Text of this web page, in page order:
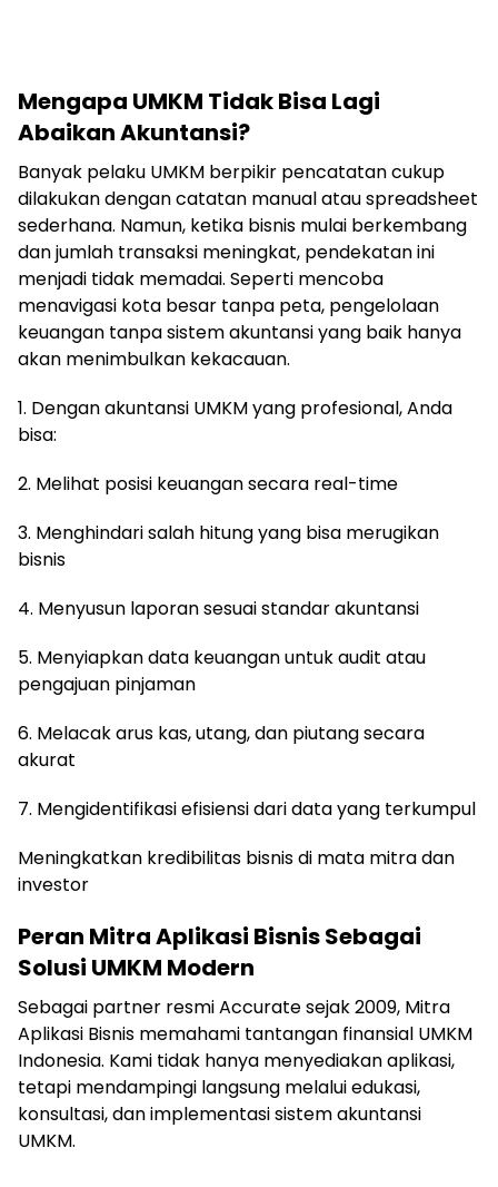
Mengapa UMKM Tidak Bisa Lagi
Abaikan Akuntansi?
Banyak pelaku UMKM berpikir pencatatan cukup
dilakukan dengan catatan manual atau spreadsheet
sederhana. Namun, ketika bisnis mulai berkembang
dan jumlah transaksi meningkat, pendekatan ini
menjadi tidak memadai. Seperti mencoba
menavigasi kota besar tanpa peta, pengelolaan
keuangan tanpa sistem akuntansi yang baik hanya
akan menimbulkan kekacauan.
1. Dengan akuntansi UMKM yang profesional, Anda
bisa:
2. Melihat posisi keuangan secara real-time
3. Menghindari salah hitung yang bisa merugikan
bisnis
4. Menyusun laporan sesuai standar akuntansi
5. Menyiapkan data keuangan untuk audit atau
pengajuan pinjaman
6. Melacak arus kas, utang, dan piutang secara
akurat
7. Mengidentifikasi efisiensi dari data yang terkumpul
Meningkatkan kredibilitas bisnis di mata mitra dan
investor
Peran Mitra Aplikasi Bisnis Sebagai
Solusi UMKM Modern
Sebagai partner resmi Accurate sejak 2009, Mitra
Aplikasi Bisnis memahami tantangan finansial UMKM
Indonesia. Kami tidak hanya menyediakan aplikasi,
tetapi mendampingi langsung melalui edukasi,
konsultasi, dan implementasi sistem akuntansi
UMKM.